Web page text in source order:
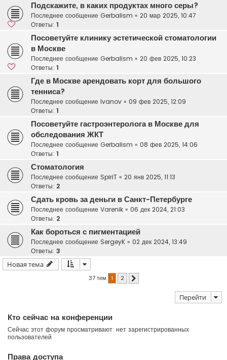
Подскажите, в каких продуктах много серы?
Последнее сообщение Gerbalism « 20 мар 2025, 10:47
Ответы: 1
Посоветуйте клинику эстетической стоматологии
в Москве
Последнее сообщение Gerbalism « 20 фев 2025, 10:23
Ответы: 1
Где в Москве арендовать корт для большого
тенниса?
Последнее сообщение Ivanov « 09 фев 2025, 12:09
Ответы: 1
Посоветуйте гастроэнтеролога в Москве для
обследования ЖКТ
Последнее сообщение Gerbalism « 08 фев 2025, 14:06
Ответы: 1
Стоматология
Последнее сообщение SpiriT « 20 янв 2025, 11:13
Ответы: 2
Сдать кровь за деньги в Санкт-Петербурге
Последнее сообщение Varenik « 06 дек 2024, 21:03
Ответы: 2
Как бороться с пигментацией
Последнее сообщение SergeyK « 02 дек 2024, 13:49
Ответы: 3
Новая тема
37 тем 1 2
Перейти
Кто сейчас на конференции
Сейчас этот форум просматривают: нет зарегистрированных
пользователей
Права доступа